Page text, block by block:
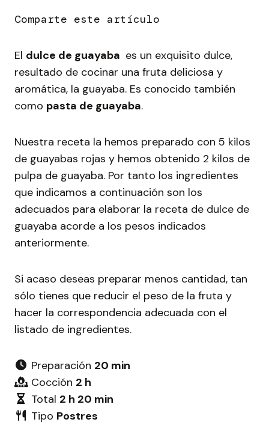
El dulce de guayaba es un exquisito dulce,
resultado de cocinar una fruta deliciosa y
aromática, la guayaba. Es conocido también
como pasta de guayaba.
Nuestra receta la hemos preparado con 5 kilos
de guayabas rojas y hemos obtenido 2 kilos de
pulpa de guayaba. Por tanto los ingredientes
que indicamos a continuación son los
adecuados para elaborar la receta de dulce de
guayaba acorde a los pesos indicados
anteriormente.
Si acaso deseas preparar menos cantidad, tan
sólo tienes que reducir el peso de la fruta y
hacer la correspondencia adecuada con el
listado de ingredientes.
Preparación 20 min
Cocción 2 h
Total 2 h 20 min
Tipo Postres